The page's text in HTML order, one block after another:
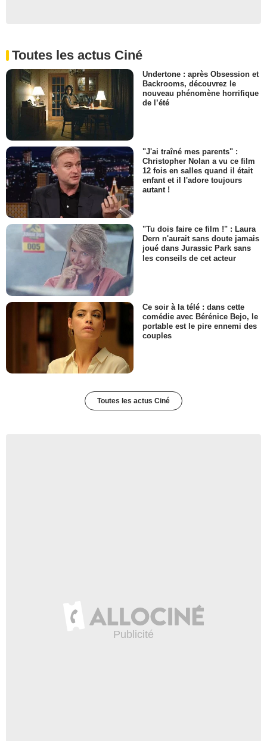
Toutes les actus Ciné
Undertone : après Obsession et
Backrooms, découvrez le
nouveau phénomène horrifique
de l’été
"J'ai traîné mes parents" :
Christopher Nolan a vu ce film
12 fois en salles quand il était
enfant et il l'adore toujours
autant !
"Tu dois faire ce film !" : Laura
Dern n'aurait sans doute jamais
joué dans Jurassic Park sans
les conseils de cet acteur
Ce soir à la télé : dans cette
comédie avec Bérénice Bejo, le
portable est le pire ennemi des
couples
Toutes les actus Ciné